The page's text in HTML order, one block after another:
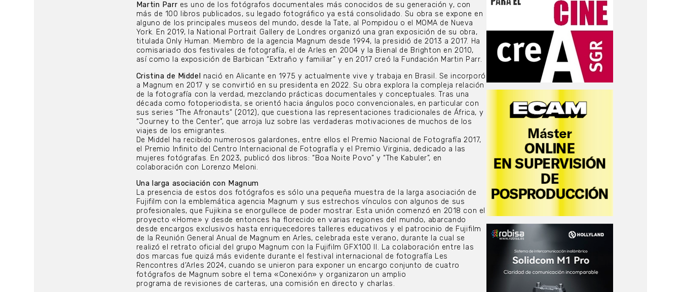
Martin Parr es uno de los fotógrafos documentales más conocidos de su generación y, con
más de 100 libros publicados, su legado fotográfico ya está consolidado. Su obra se expone en
alguno de los principales museos del mundo, desde la Tate, al Pompidou o el MOMA de Nueva
York. En 2019, la National Portrait Gallery de Londres organizó una gran exposición de su obra,
titulada Only Human. Miembro de la agencia Magnum desde 1994, la presidió de 2013 a 2017. Ha
comisariado dos festivales de fotografía, el de Arles en 2004 y la Bienal de Brighton en 2010,
así como la exposición de Barbican “Extraño y familiar” y en 2017 creó la Fundación Martin Parr.
Cristina de Middel
nació en Alicante en 1975 y actualmente vive y trabaja en Brasil. Se incorporó
a Magnum en 2017 y se convirtió en su presidenta en 2022. Su obra explora la compleja relación
de la fotografía con la verdad, mezclando prácticas documentales y conceptuales. Tras una
década como fotoperiodista, se orientó hacia ángulos poco convencionales, en particular con
sus series “The Afronauts” (2012), que cuestiona las representaciones tradicionales de África, y
“Journey to the Center”, que arroja luz sobre las verdaderas motivaciones de muchos de los
viajes de los emigrantes.
De Middel ha recibido numerosos galardones, entre ellos el Premio Nacional de Fotografía 2017,
el Premio Infinito del Centro Internacional de Fotografía y el Premio Virginia, dedicado a las
mujeres fotógrafas. En 2023, publicó dos libros: “Boa Noite Povo” y “The Kabuler”, en
colaboración con Lorenzo Meloni.
Una larga asociación con Magnum
La presencia de estos dos fotógrafos es sólo una pequeña muestra de la larga asociación de
Fujifilm con la emblemática agencia Magnum y sus estrechos vínculos con algunos de sus
profesionales, que Fujikina se enorgullece de poder mostrar. Esta unión comenzó en 2018 con el
proyecto «Home» y desde entonces ha florecido en varias regiones del mundo, abarcando
desde encargos exclusivos hasta enriquecedores talleres educativos y el patrocinio de Fujifilm
de la Reunión General Anual de Magnum en Arles, celebrada este verano, durante la cual se
realizó el retrato oficial del grupo Magnum con la Fujifilm GFX100 II. La colaboración entre las
dos marcas fue quizá más evidente durante el festival internacional de fotografía Les
Rencontres d’Arles 2024, cuando se unieron para exponer un encargo conjunto de cuatro
fotógrafos de Magnum sobre el tema «Conexión» y organizaron un amplio
programa de revisiones de carteras, una comisión en directo y charlas.